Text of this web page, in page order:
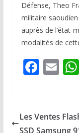
Défense, Theo
militaire
auprès de l’état-
modalités de
F
b
E
l
Les Ventes
SSD Samsung